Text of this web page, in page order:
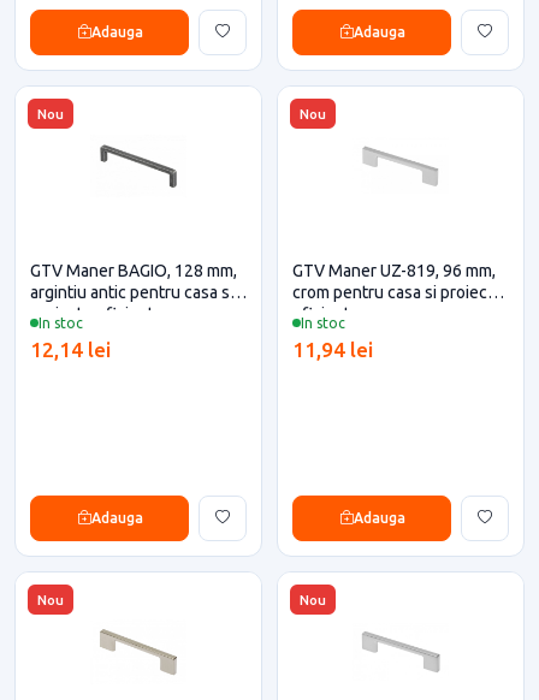
Adauga Adauga
Nou
In stoc
GTV Maner BAGIO, 128 mm,
argintiu antic pentru casa si
proiecte eficiente
12,14 lei
Adauga
Nou
In stoc
GTV Maner UZ-819, 96 mm,
crom pentru casa si proiecte
eficiente
11,94 lei
Adauga
Nou Nou